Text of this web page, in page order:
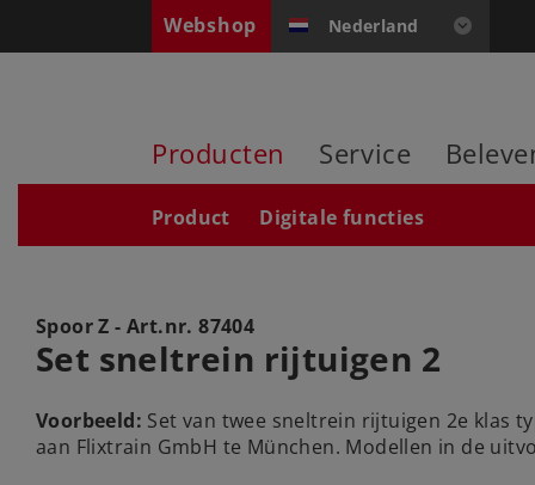
Webshop Nederland
Producten Service
Product Digitale functies
Spoor Z - Art.nr.87404
Set sneltrein rijtuigen 2
Voorbeeld: Set van twee sneltrein rijtuigen 2e klas
aan Flixtrain GmbH te München. Modellen in de